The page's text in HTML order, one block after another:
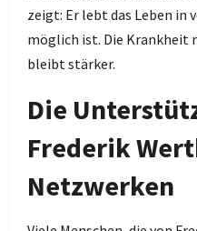
zeigt: Er lebt das Leben in
möglich ist. Die Krankheit
bleibt stärker.
Die
Frederik
Netzwerken